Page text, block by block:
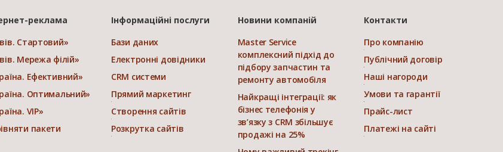
реклама
Стартовий»
Мережа філій»
Ефективний»
Оптимальний»
VIP»
пакети
Інформаційні послуги
Бази даних
Електронні довідники
CRM системи
Прямий маркетинг
Створення сайтів
Розкрутка сайтів
Новини компаній
Master Service
комплексний підхід до
підбору запчастин та
ремонту автомобіля
Найкращі інтеграції: як
бізнес телефонія у
зв’язку з CRM збільшує
продажі на 25%
Контакти
Про компанію
Публічний договір
Наші нагороди
Умови та гарантії
Прайс-лист
Платежі на сайті